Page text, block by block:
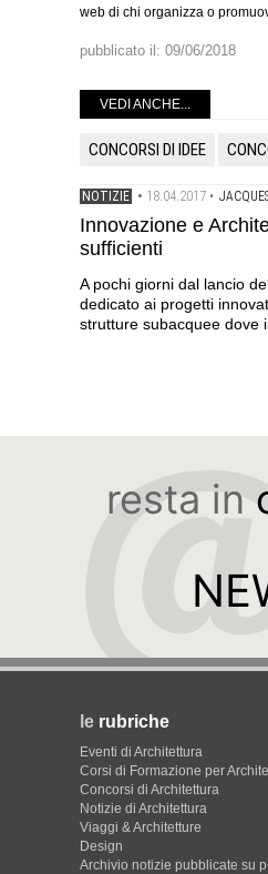
web di chi organizza o
pubblicato il: 09/06/2018
VEDI ANCHE...
CONCORSI DI IDEE
NOTIZIE • 18.04.2017 •
Innovazione e
sufficienti
A pochi giorni dal lancio
dedicato ai progetti
strutture subacquee dove
resta in
le rubriche
Eventi di Architettura
Corsi di Formazione per
Concorsi di Architettura
Notizie di Architettura
Viaggi & Architetture
Design
Archivio notizie pubblicate su